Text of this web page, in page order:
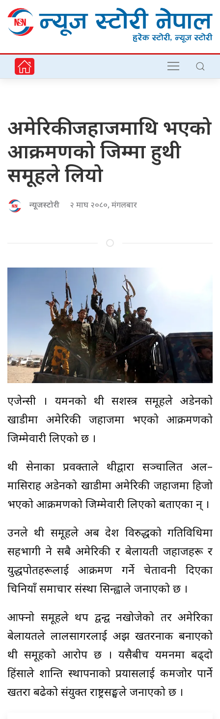
अमेरिकी जहाजमाथि भएको
आक्रमणको जिम्मा हुथी
समूहले लियो
न्यूजस्टोरी २ माघ २०८०, मंगलबार
एजेन्सी । यमनको हुथी सशस्त्र समूहले अडेनको
खाडीमा अमेरिकी जहाजमा भएको आक्रमणको
जिम्मेवारी लिएको छ ।
हुथी सेनाका प्रवक्ताले हुथीद्वारा सञ्चालित अल–
मासिराह अडेनको खाडीमा अमेरिकी जहाजमा हिजो
भएको आक्रमणको जिम्मेवारी लिएको बताएका हुन् ।
उनले हुथी समूहले अब देश विरुद्धको गतिविधिमा
सहभागी हुने सबै अमेरिकी र बेलायती जहाजहरू र
युद्धपोतहरूलाई आक्रमण गर्ने चेतावनी दिएका
चिनियाँ समाचार संस्था सिन्ह्वाले जनाएको छ ।
आफ्नो समूहले थप द्वन्द्व नखोजेको तर अमेरिका
बेलायतले लालसागरलाई अझ खतरनाक बनाएको
हुथी समूहको आरोप छ । यसैबीच यमनमा बढ्दो
हिंसाले शान्ति स्थापनाको प्रयासलाई कमजोर पार्ने
खतरा बढेको संयुक्त राष्ट्रसङ्घले जनाएको छ ।